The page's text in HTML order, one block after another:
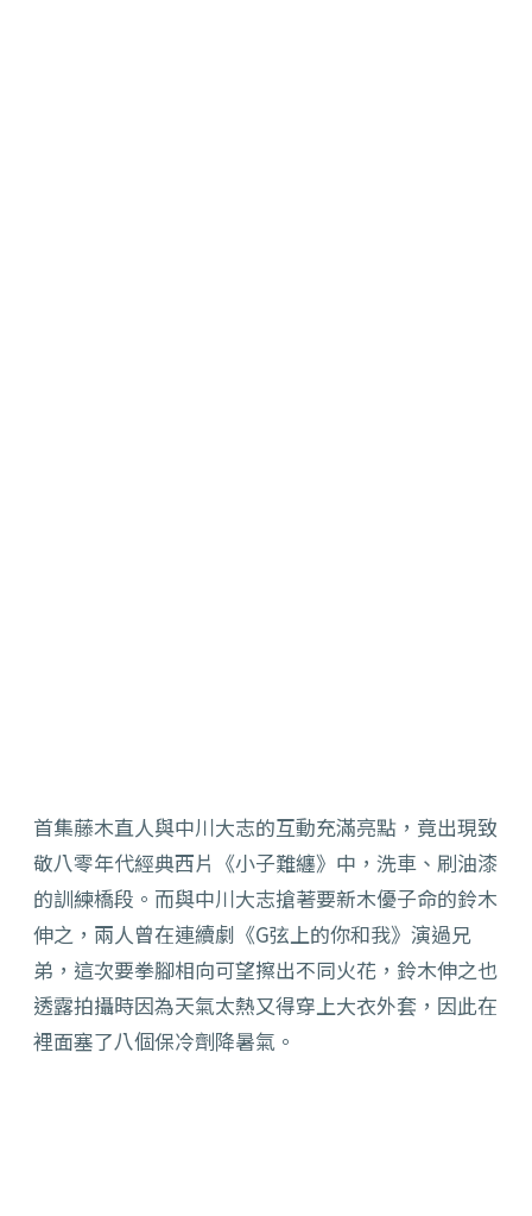
首集藤木直人與中川大志的互動充滿亮點，竟出現致
敬八零年代經典西片《小子難纏》中，洗車、刷油漆
的訓練橋段。而與中川大志搶著要新木優子命的鈴木
伸之，兩人曾在連續劇《G弦上的你和我》演過兄
弟，這次要拳腳相向可望擦出不同火花，鈴木伸之也
透露拍攝時因為天氣太熱又得穿上大衣外套，因此在
裡面塞了八個保冷劑降暑氣。